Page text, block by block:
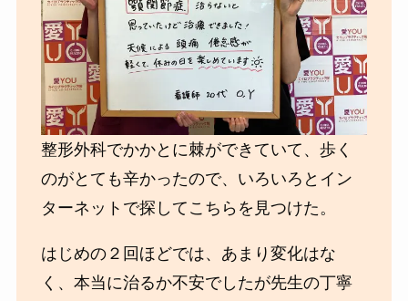
整形外科でかかとに棘ができていて、歩く
のがとても辛かったので、いろいろとイン
ターネットで探してこちらを見つけた。
はじめの２回ほどでは、あまり変化はな
く、本当に治るか不安でしたが先生の丁寧